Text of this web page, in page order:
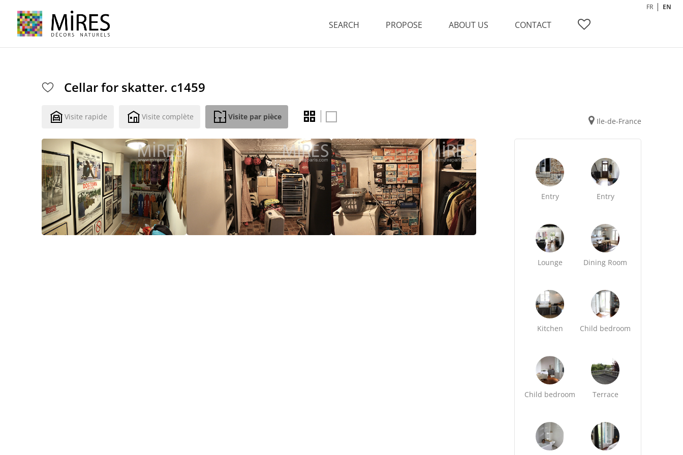
SEARCH PROPOSE ABOUT US CONTACT
FR EN
Cellar for skatter. c1459
Visite rapide Visite complète Visite par pièce Ile-de-France
Entry Entry
Lounge Dining Room
Kitchen Child bedroom
Child bedroom Terrace